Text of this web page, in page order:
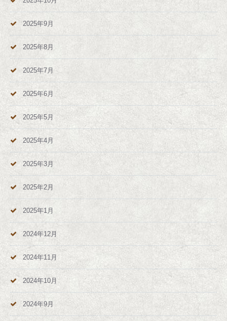
2025年9月
2025年8月
2025年7月
2025年6月
2025年5月
2025年4月
2025年3月
2025年2月
2025年1月
2024年12月
2024年11月
2024年10月
2024年9月